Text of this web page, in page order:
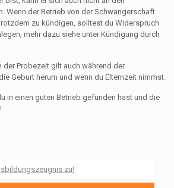
Wenn der Betrieb von der Schwangerschaft
zu kündigen, solltest du Widerspruch
mehr dazu siehe unter Kündigung durch
der Probezeit gilt auch während der
Geburt herum und wenn du Elternzeit nimmst.
in einen guten Betrieb gefunden hast und die
zu!